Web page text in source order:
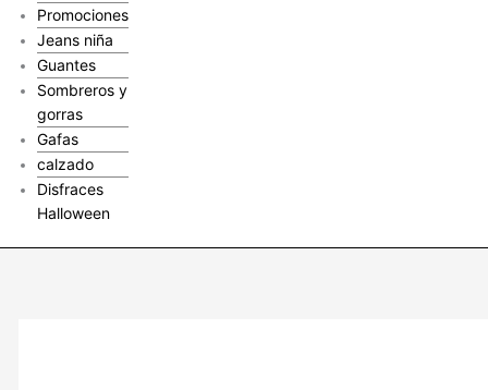
Promociones
Jeans niña
Guantes
Sombreros y
gorras
Gafas
calzado
Disfraces
Halloween